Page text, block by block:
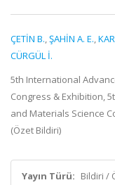
ÇETİN B.,ŞAHİN A. E.,
CÜRGÜL İ.
5th International
Congress & Exhibition,
and Materials Science
(Özet Bildiri)
Yayın Türü: Bildiri /